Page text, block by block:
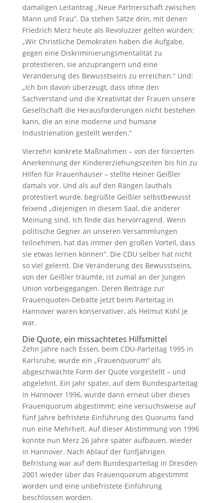
damaligen Leitantrag „Neue Partnerschaft zwischen
Mann und Frau“. Da stehen Sätze drin, mit denen
Friedrich Merz heute als Revoluzzer gelten würden:
„Wir Christliche Demokraten haben die Aufgabe,
gegen eine Diskriminierungsmentalität zu
protestieren, sie anzuprangern und eine
Veränderung des Bewusstseins zu erreichen.“ Und:
„Ich bin davon überzeugt, dass ohne den
Sachverstand und die Kreativität der Frauen unsere
Gesellschaft die Herausforderungen nicht bestehen
kann, die an eine moderne und humane
Industrienation gestellt werden.“
Vierzehn konkrete Maßnahmen – von der forcierten
Anerkennung der Kindererziehungszeiten bis hin zu
Hilfen für Frauenhäuser – stellte Heiner Geißler
damals vor. Und als auf den Rängen lauthals
protestiert wurde, begrüßte Geißler selbstbewusst
feixend „diejenigen in diesem Saal, die anderer
Meinung sind. Ich finde das hervorragend. Wenn
politische Gegner an unseren Versammlungen
teilnehmen, hat das immer den großen Vorteil, dass
sie etwas lernen können“. Die CDU selber hat nicht
so viel gelernt. Die Veränderung des Bewusstseins,
von der Geißler träumte, ist zumal an der Jungen
Union vorbeigegangen. Deren Beiträge zur
Frauenquoten-Debatte jetzt beim Parteitag in
Hannover waren konservativer, als Helmut Kohl je
war.
Die Quote, ein missachtetes Hilfsmittel
Zehn Jahre nach Essen, beim CDU-Parteitag 1995 in
Karlsruhe, wurde ein „Frauenquorum“ als
abgeschwächte Form der Quote vorgestellt – und
abgelehnt. Ein Jahr später, auf dem Bundesparteitag
in Hannover 1996, wurde dann erneut über dieses
Frauenquorum abgestimmt; eine versuchsweise auf
fünf Jahre befristete Einführung des Quorums fand
nun eine Mehrheit. Auf dieser Abstimmung von 1996
konnte nun Merz 26 Jahre später aufbauen, wieder
in Hannover. Nach Ablauf der fünfjährigen
Befristung war auf dem Bundesparteitag in Dresden
2001 wieder über das Frauenquorum abgestimmt
worden und eine unbefristete Einführung
beschlossen worden.